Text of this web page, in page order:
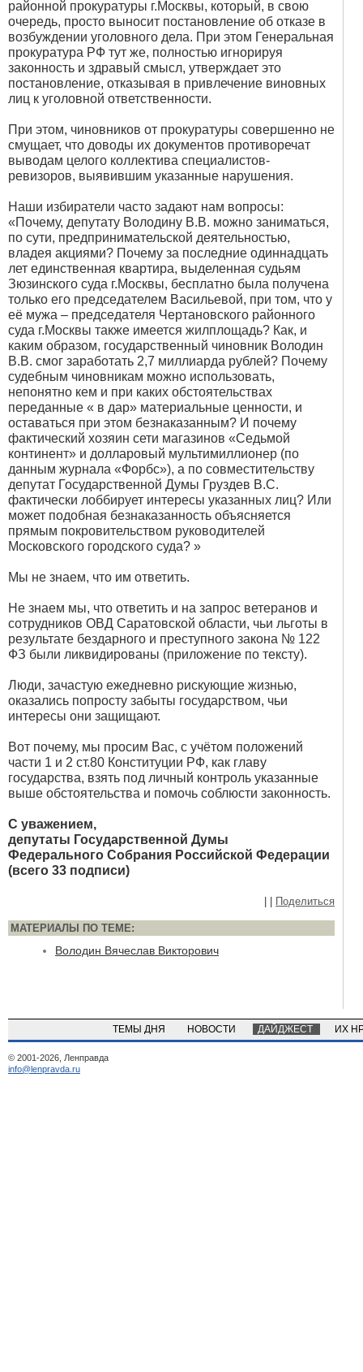
районной прокуратуры г.Москвы, который, в свою
очередь, просто выносит постановление об отказе в
возбуждении уголовного дела. При этом Генеральная
прокуратура РФ тут же, полностью игнорируя
законность и здравый смысл, утверждает это
постановление, отказывая в привлечение виновных
лиц к уголовной ответственности.
При этом, чиновников от прокуратуры совершенно не
смущает, что доводы их документов противоречат
выводам целого коллектива специалистов-
ревизоров, выявившим указанные нарушения.
Наши избиратели часто задают нам вопросы:
«Почему, депутату Володину В.В. можно заниматься,
по сути, предпринимательской деятельностью,
владея акциями? Почему за последние одиннадцать
лет единственная квартира, выделенная судьям
Зюзинского суда г.Москвы, бесплатно была получена
только его председателем Васильевой, при том, что у
её мужа – председателя Чертановского районного
суда г.Москвы также имеется жилплощадь? Как, и
каким образом, государственный чиновник Володин
В.В. смог заработать 2,7 миллиарда рублей? Почему
судебным чиновникам можно использовать,
непонятно кем и при каких обстоятельствах
переданные « в дар» материальные ценности, и
оставаться при этом безнаказанным? И почему
фактический хозяин сети магазинов «Седьмой
континент» и долларовый мультимиллионер (по
данным журнала «Форбс»), а по совместительству
депутат Государственной Думы Груздев В.С.
фактически лоббирует интересы указанных лиц? Или
может подобная безнаказанность объясняется
прямым покровительством руководителей
Московского городского суда? »
Мы не знаем, что им ответить.
Не знаем мы, что ответить и на запрос ветеранов и
сотрудников ОВД Саратовской области, чьи льготы в
результате бездарного и преступного закона № 122
ФЗ были ликвидированы (приложение по тексту).
Люди, зачастую ежедневно рискующие жизнью,
оказались попросту забыты государством, чьи
интересы они защищают.
Вот почему, мы просим Вас, с учётом положений
части 1 и 2 ст.80 Конституции РФ, как главу
государства, взять под личный контроль указанные
выше обстоятельства и помочь соблюсти законность.
С уважением,
депутаты Государственной Думы
Федерального Собрания Российской Федерации
(всего 33 подписи)
Поделиться
МАТЕРИАЛЫ ПО ТЕМЕ:
Володин Вячеслав Викторович
ТЕМЫ ДНЯ НОВОСТИ ДАЙДЖЕСТ ИХ
© 2001-2026, Ленправда
info@lenpravda.ru